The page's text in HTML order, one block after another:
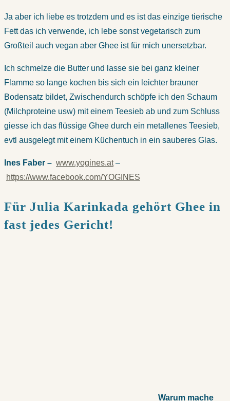
Ja aber ich liebe es trotzdem und es ist das einzige tierische
Fett das ich verwende, ich lebe sonst vegetarisch zum
Großteil auch vegan aber Ghee ist für mich unersetzbar.
Ich schmelze die Butter und lasse sie bei ganz kleiner
Flamme so lange kochen bis sich ein leichter brauner
Bodensatz bildet, Zwischendurch schöpfe ich den Schaum
(Milchproteine usw) mit einem Teesieb ab und zum Schluss
giesse ich das flüssige Ghee durch ein metallenes Teesieb,
evtl ausgelegt mit einem Küchentuch in ein sauberes Glas.
Ines Faber – www.yogines.at–
https://www.facebook.com/YOGINES
Für Julia Karinkada gehört Ghee in
fast jedes Gericht!
Warum mache